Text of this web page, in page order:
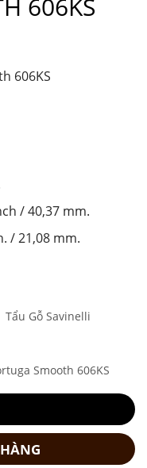
606KS
606KS
/ 40,37 mm.
/ 21,08 mm.
Tẩu Gỗ Savinelli
Smooth 606KS